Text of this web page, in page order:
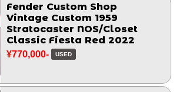
Fender Custom Shop
Vintage Custom 1959
Stratocaster NOS/Closet
Classic Fiesta Red 2022
¥770,000- USED